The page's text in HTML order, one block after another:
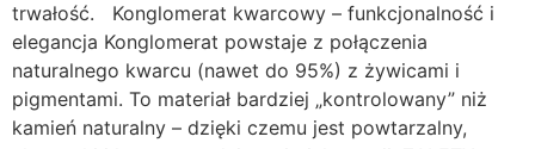
trwałość. Konglomerat kwarcowy – funkcjonalność i
elegancja Konglomerat powstaje z połączenia
naturalnego kwarcu (nawet do 95%) z żywicami i
pigmentami. To materiał bardziej „kontrolowany” niż
kamień naturalny – dzięki czemu jest powtarzalny,